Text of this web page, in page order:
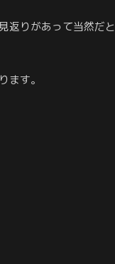
返りがあって当然だ
ます。